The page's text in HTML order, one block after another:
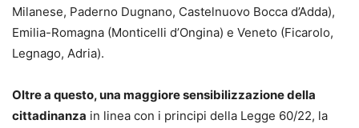
Milanese, Paderno Dugnano, Castelnuovo Bocca d’Adda),
Emilia-Romagna (Monticelli d’Ongina) e Veneto (Ficarolo,
Legnago, Adria).
Oltre a questo, una maggiore sensibilizzazione della
cittadinanza in linea con i principi della Legge 60/22, la